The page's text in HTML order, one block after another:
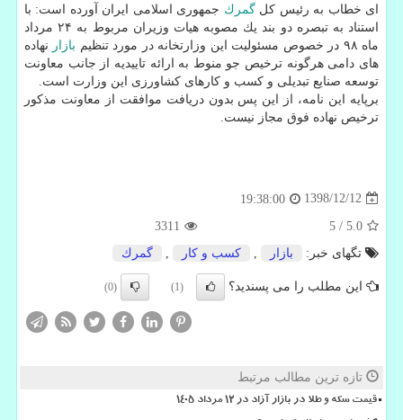
ای خطاب به رئیس كلگمرك جمهوری اسلامی ایران آورده است: با
استناد به تبصره دو بند یك مصوبه هیات وزیران مربوط به ۲۴ مرداد
ماه ۹۸ در خصوص مسئولیت این وزارتخانه در مورد تنظیم
بازار نهاده
های دامی هرگونه ترخیص جو منوط به ارائه تاییدیه از جانب معاونت
توسعه صنایع تبدیلی و كسب و كارهای كشاورزی این وزارت است.
برپایه این نامه، از این پس بدون دریافت موافقت از معاونت مذكور
ترخیص نهاده فوق مجاز نیست.
1398/12/12
19:38:00
5.0
/
5
3311
تگهای خبر:
بازار كسب و كار گمرك
این مطلب را می پسندید؟ (1)
(0)
تازه ترین مطالب مرتبط
قیمت سکه و طلا در بازار آزاد در ۱۲ مرداد ۱۴۰۵